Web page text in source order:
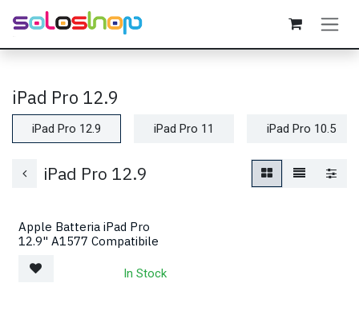
Passa al contenuto
iPad Pro 12.9
iPad Pro 12.9 iPad Pro 11 iPad Pro 10.5
iPad Pro 12.9
Apple Batteria iPad Pro
12.9" A1577 Compatibile
In Stock